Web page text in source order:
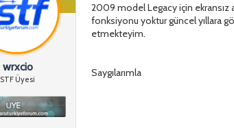
wrxcio
STF Üyesi
2009 model Legacy için ekransız
fonksiyonu yoktur güncel yıllara
etmekteyim.
Saygılarımla